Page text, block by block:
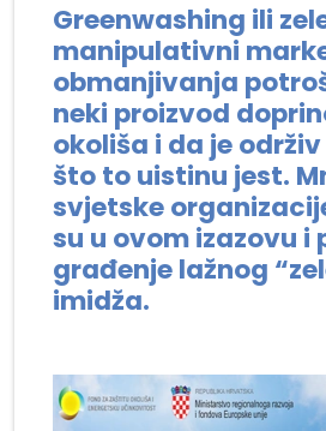
Greenwashing ili
manipulativni
obmanjivanja
neki proizvod
okoliša i da je
što to uistinu jest.
svjetske
su u ovom izazovu i
građenje lažnog
imidža.